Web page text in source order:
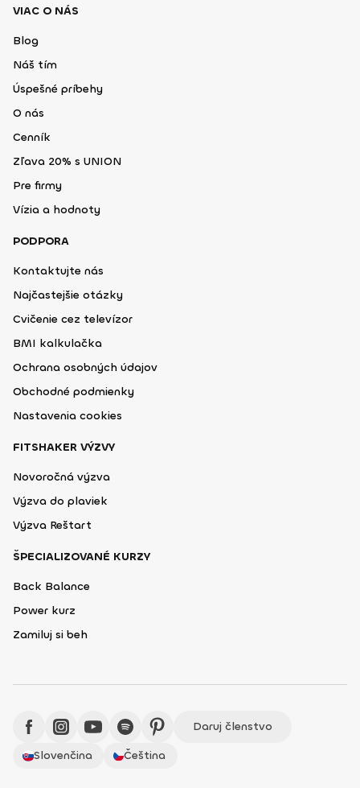
VIAC O NÁS
Blog
Náš tím
Úspešné príbehy
O nás
Cenník
Zľava 20% s UNION
Pre firmy
Vízia a hodnoty
PODPORA
Kontaktujte nás
Najčastejšie otázky
Cvičenie cez televízor
BMI kalkulačka
Ochrana osobných údajov
Obchodné podmienky
Nastavenia cookies
FITSHAKER VÝZVY
Novoročná výzva
Výzva do plaviek
Výzva Reštart
ŠPECIALIZOVANÉ KURZY
Back Balance
Power kurz
Zamiluj si beh
Daruj členstvo
Slovenčina
Čeština